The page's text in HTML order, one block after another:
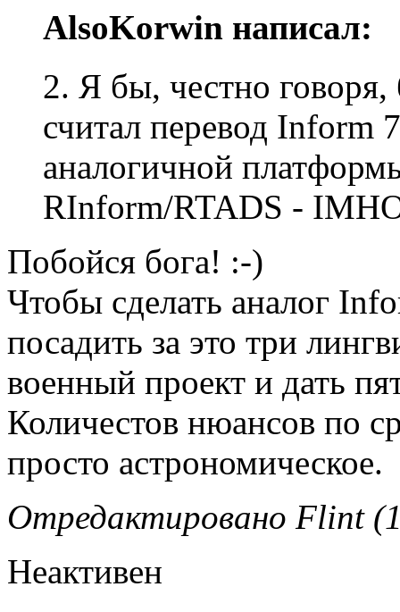
AlsoKorwin написал:
2. Я бы, честно
считал перевод Inform
аналогичной
RInform/RTADS -
Побойся бога! :-)
Чтобы сделать аналог
посадить за это три
военный проект и дать
Количестов нюансов по
просто астрономическое.
Отредактировано Flint
Неактивен